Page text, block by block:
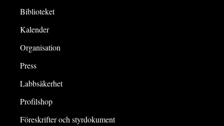
Biblioteket
Kalender
Organisation
Press
Labbsäkerhet
Profilshop
Föreskrifter och styrdokument